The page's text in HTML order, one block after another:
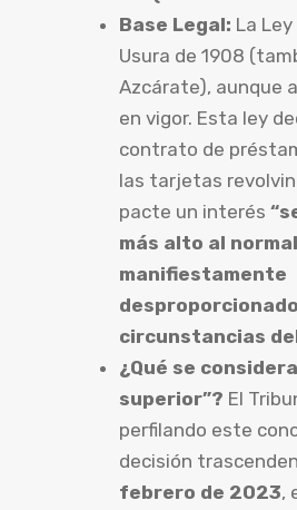
Base Legal: La
Usura de 1908
Azcárate), aunque
en vigor. Esta ley
contrato de
las tarjetas
pacte un interés
más alto al
manifiestamente
circunstancias
¿Qué se
superior”? El
perfilando este
decisión
febrero de 2023,